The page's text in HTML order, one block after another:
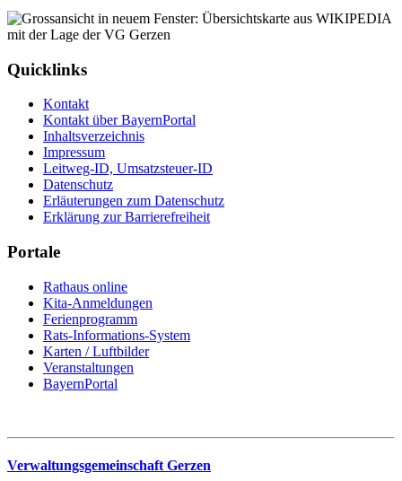
Quicklinks
Kontakt
Kontakt über BayernPortal
Inhaltsverzeichnis
Impressum
Leitweg-ID, Umsatzsteuer-ID
Datenschutz
Erläuterungen zum Datenschutz
Erklärung zur Barrierefreiheit
Portale
Rathaus online
Kita-Anmeldungen
Ferienprogramm
Rats-Informations-System
Karten / Luftbilder
Veranstaltungen
BayernPortal
Verwaltungsgemeinschaft Gerzen